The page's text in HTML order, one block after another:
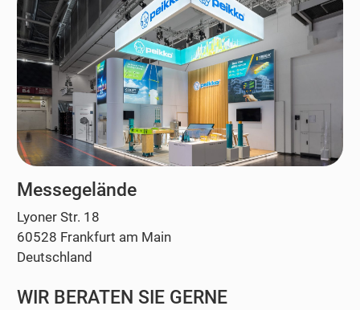
Messegelände
Lyoner Str. 18
60528 Frankfurt am Main
Deutschland
WIR BERATEN SIE GERNE